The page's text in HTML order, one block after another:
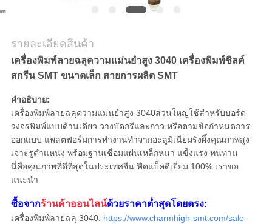
เป็น
ส่วน
ตัว
รายละเอียดสินค้า
เครื่องพิมพ์ลายฉลุความแม่นยำสูง 3040 เครื่องพิมพ์ซิลค์
สกรีน SMT ขนาดเล็ก สายการผลิต SMT
คำอธิบาย:
เครื่องพิมพ์ลายฉลุความแม่นยำสูง 3040ส่วนใหญ่ใช้สำหรับบอร์ด
วงจรพิมพ์แบบด้านเดียว วางบัดกรีและกาว หรือตามข้อกำหนดการ
ออกแบบ แพลตฟอร์มการทำงานทำจากอะลูมิเนียมรังผึ้งคุณภาพสูง
เจาะรูตำแหน่ง พร้อมฐานเชื่อมแผ่นเหล็กหนา แข็งแรง ทนทาน
นี่คือคุณภาพที่ดีที่สุดในประเทศจีน ฟีดแบ็คดีเยี่ยม 100% เราขอ
แนะนำ
ซื้อจากร้านค้าออนไลน์ด้วยราคาต่ำสุดโดยตรง:
เครื่องพิมพ์ลายฉลุ 3040: https://www.charmhigh-smt.com/sale-